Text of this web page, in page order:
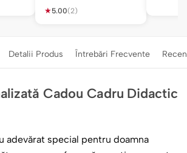
★5.00(2)
Detalii Produs Întrebări Frecvente
Cadou Cadru Didactic
adevărat special pentru doamna